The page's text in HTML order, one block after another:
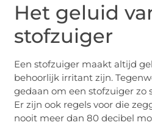
Het geluid
stofzuiger
Een stofzuiger maakt altijd
behoorlijk irritant zijn.
gedaan om een stofzuiger zo
Er zijn ook regels voor die
nooit meer dan 80 decibel